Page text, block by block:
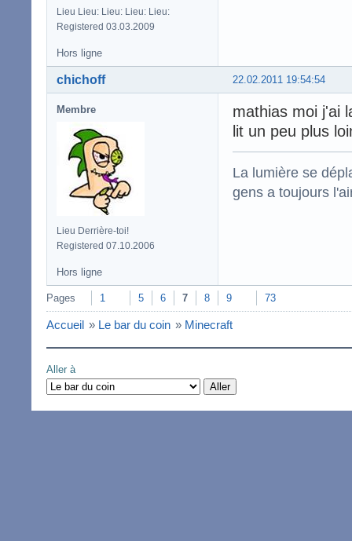
Lieu Lieu: Lieu: Lieu: Lieu:
Registered 03.03.2009
Hors ligne
22.02.2011 19:54:54
chichoff
Membre
Lieu Derrière-toi!
Registered 07.10.2006
mathias moi j'ai
lit un peu plus
La lumière se
gens a toujours
Hors ligne
Pages 1 5 6 7 8 9 73
Accueil » Le bar du coin » Minecraft
Aller à